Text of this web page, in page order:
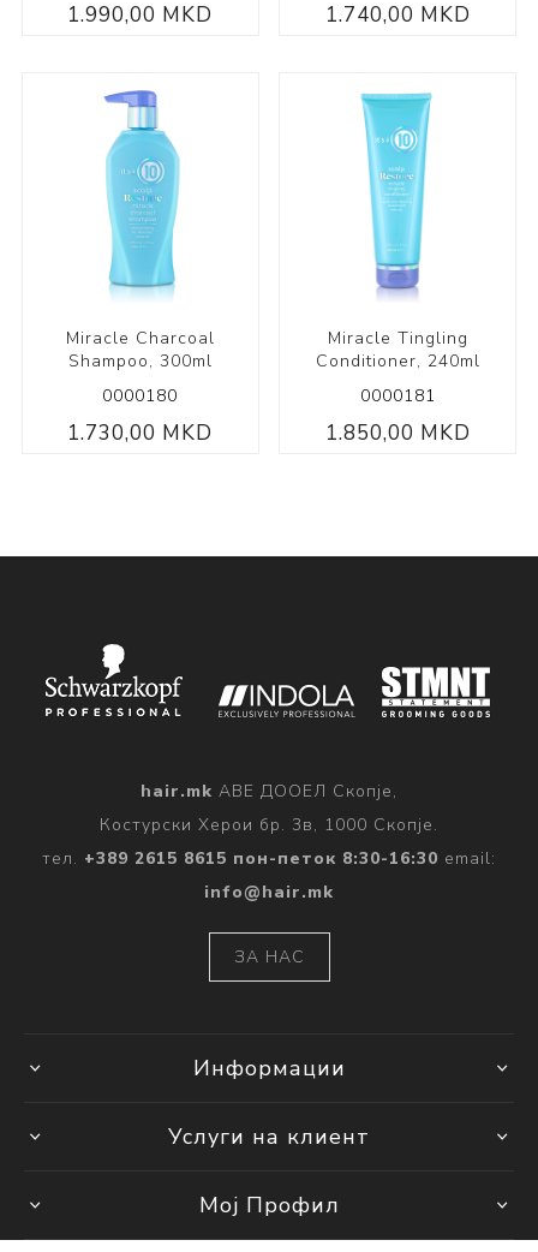
1.990,00 MKD 1.740,00 MKD
Miracle Charcoal
Shampoo, 300ml
0000180
1.730,00 MKD
Miracle Tingling
Conditioner, 240ml
0000181
1.850,00 MKD
hair.mk АВЕ ДООЕЛ Скопје,
Костурски Херои бр. 3в, 1000 Скопје.
тел. +389 2615 8615 пон-петок 8:30-16:30 email:
info@hair.mk
ЗА НАС
Информации
Услуги на клиент
Мој Профил